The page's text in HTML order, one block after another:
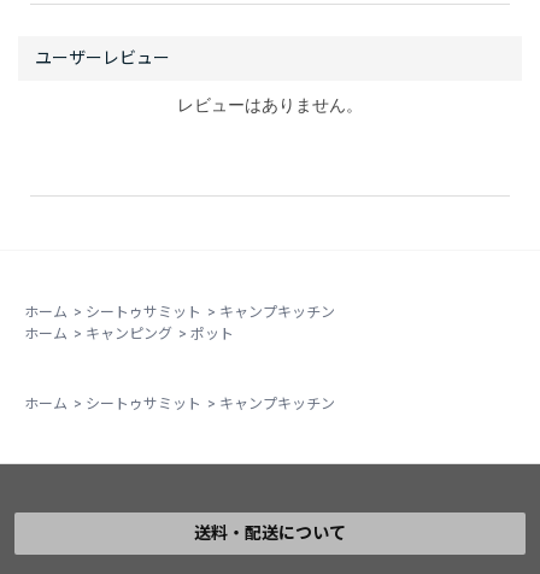
レビューはありません。
ホーム > シートゥサミット > キャンプキッチン
ホーム > キャンピング > ポット
ホーム > シートゥサミット > キャンプキッチン
送料・配送について